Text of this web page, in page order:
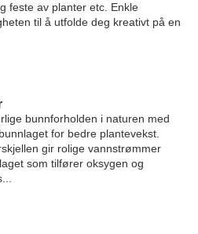
feste av planter etc. Enkle
til å utfolde deg kreativt på en
bunnforholden i naturen med
for bedre plantevekst.
gir rolige vannstrømmer
som tilfører oksygen og